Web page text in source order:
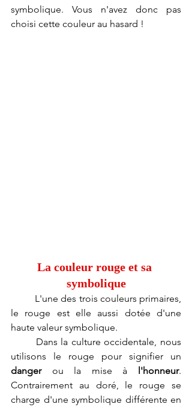
symbolique. Vous n'avez donc pas
choisi cette couleur au hasard !
La couleur rouge et sa
symbolique
L'une des trois couleurs primaires,
le rouge est elle aussi dotée d'une
haute valeur symbolique.
Dans la culture occidentale, nous
danger ou la mise à l'honneur.
Contrairement au doré, le rouge se
charge d'une symbolique différente en